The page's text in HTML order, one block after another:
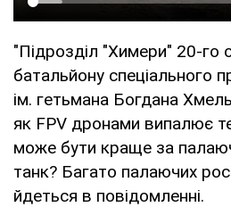
"Підрозділ "Химери" 20-го
батальйону спеціального
ім. гетьмана Богдана
як FPV дронами випалює
може бути краще за
танк? Багато палаючих
йдеться в повідомленні.